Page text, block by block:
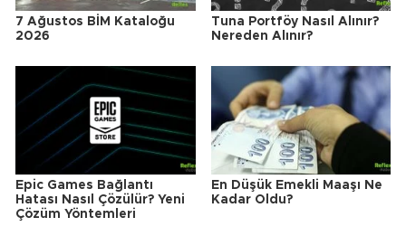
7 Ağustos BİM Kataloğu
2026
Tuna Portföy Nasıl Alınır?
Nereden Alınır?
Epic Games Bağlantı
Hatası Nasıl Çözülür? Yeni
Çözüm Yöntemleri
En Düşük Emekli Maaşı Ne
Kadar Oldu?